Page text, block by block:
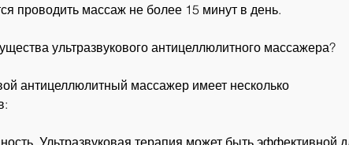
проводить массаж не более 15 минут в день.
ультразвукового антицеллюлитного массажера?
антицеллюлитный массажер имеет несколько